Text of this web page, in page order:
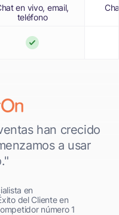
en vivo, email,
teléfono
han crecido
a usar
en
del Cliente en
número 1